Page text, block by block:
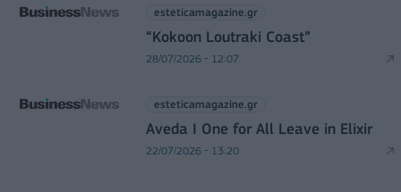
esteticamagazine.gr
“Kokoon Loutraki Coast”
28/07/2026 - 12:07
esteticamagazine.gr
Aveda I One for All Leave in Elixir
22/07/2026 - 13:20